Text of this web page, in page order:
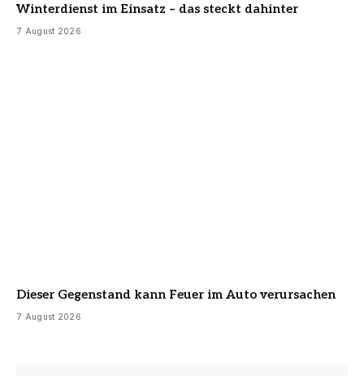
Winterdienst im Einsatz – das steckt dahinter
7 August 2026
Dieser Gegenstand kann Feuer im Auto verursachen
7 August 2026